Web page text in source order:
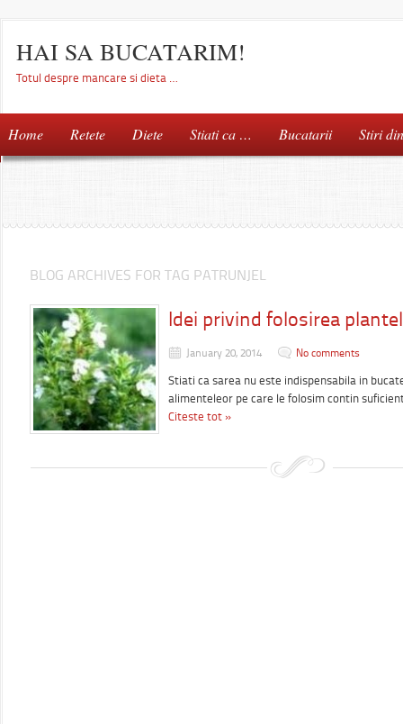
HAI SA BUCATARIM!
Totul despre mancare si dieta …
Home Retete Diete Stiati ca … Bucatarii Stiri
BLOG ARCHIVES FOR TAG PATRUNJEL
Idei privind folosirea
January 20, 2014 No comments
Stiati ca sarea nu este indispensabila in
alimenteleor pe care le folosim contin
Citeste tot »